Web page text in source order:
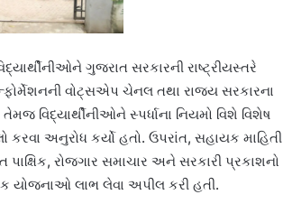
ગુજરાત સરકારની રાષ્ટ્રીયસ્તરે
વોટ્સએપ ચેનલ તથા રાજ્ય સરકારના
વિદ્યાર્થીનીઓને સ્પર્ધાના નિયમો વિશે વિશેષ
અનુરોધ કર્યો હતો. ઉપરાંત, સહાયક માહિતી
રોજગાર સમાચાર અને સરકારી પ્રકાશનો
યોજનાઓ લાભ લેવા અપીલ કરી હતી.